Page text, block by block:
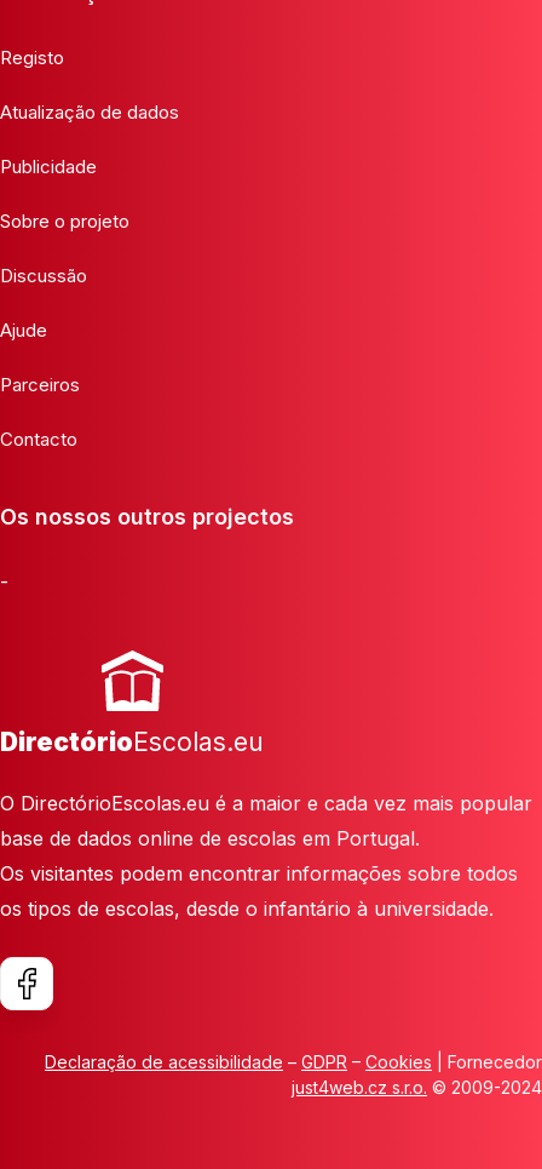
Registo
Atualização de dados
Publicidade
Sobre o projeto
Discussão
Ajude
Parceiros
Contacto
Os nossos outros projectos
-
DirectórioEscolas.eu
O DirectórioEscolas.eu é a maior e cada vez mais popular
base de dados online de escolas em Portugal.
Os visitantes podem encontrar informações sobre todos
os tipos de escolas, desde o infantário à universidade.
Declaração de acessibilidade – GDPR – Cookies | Fornecedor
just4web.cz s.r.o. © 2009-2024